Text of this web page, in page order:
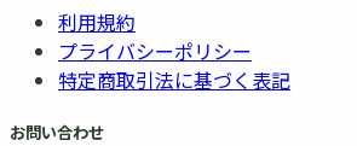
利用規約
プライバシーポリシー
特定商取引法に基づく表記
お問い合わせ